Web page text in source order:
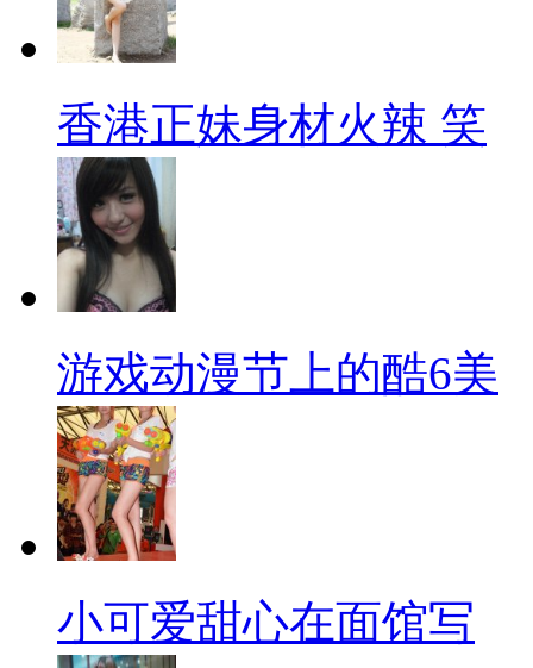
香港正妹身材火辣 笑
游戏动漫节上的酷6美
小可爱甜心在面馆写